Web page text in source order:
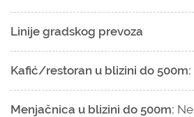
Linije gradskog prevoza
Kafić/restoran u blizini do 500m:
Menjačnica u blizini do 500m: Ne